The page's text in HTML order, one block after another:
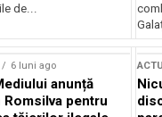
de...
6 luni ago
anunță
pentru